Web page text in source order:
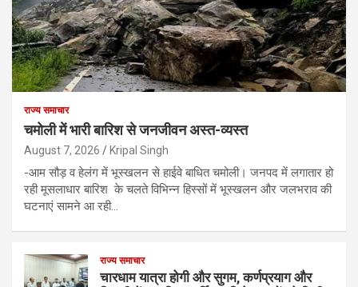
राज्य समाचार
चमोली में भारी बारिश से जनजीवन अस्त-व्यस्त
August 7, 2026 Kripal Singh
-आम सौड़ व हेलंग में भूस्खलन से हाईवे बाधित चमोली। जनपद में लगातार हो
रही मूसलाधार बारिश के चलते विभिन्न हिस्सों में भूस्खलन और जलभराव की
घटनाएं सामने आ रही…
राज्य समाचार
चारधाम यात्रा होगी और सुगम, कर्णप्रयाग और